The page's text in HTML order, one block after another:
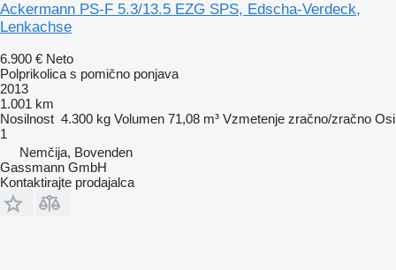
Ackermann PS-F 5.3/13.5 EZG SPS, Edscha-Verdeck,
Lenkachse
6.900 € Neto
Polprikolica s pomično ponjava
2013
1.001 km
Nosilnost 4.300 kg Volumen 71,08 m³ Vzmetenje zračno/zračno Osi
1
Nemčija, Bovenden
Gassmann GmbH
Kontaktirajte prodajalca